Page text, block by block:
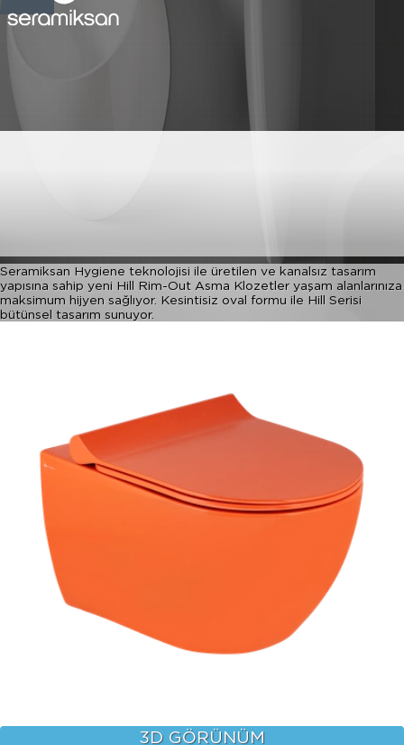
KOYU TURUNCU ASMA
Seramiksan Hygiene teknolojisi ile üretilen ve kanalsız tasarım
yapısına sahip yeni Hill Rim-Out Asma Klozetler yaşam alanlarınıza
maksimum hijyen sağlıyor. Kesintisiz oval formu ile Hill Serisi
bütünsel tasarım sunuyor.
3D GÖRÜNÜM